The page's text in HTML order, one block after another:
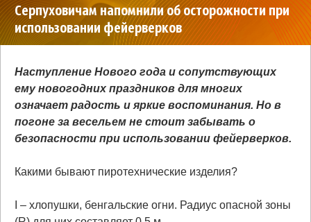
Серпуховичам напомнили об осторожности при
использовании фейерверков
Наступление Нового года и сопутствующих
ему новогодних праздников для многих
означает радость и яркие воспоминания. Но в
погоне за весельем не стоит забывать о
безопасности при использовании фейерверков.
Какими бывают пиротехнические изделия?
I – хлопушки, бенгальские огни. Радиус опасной зоны